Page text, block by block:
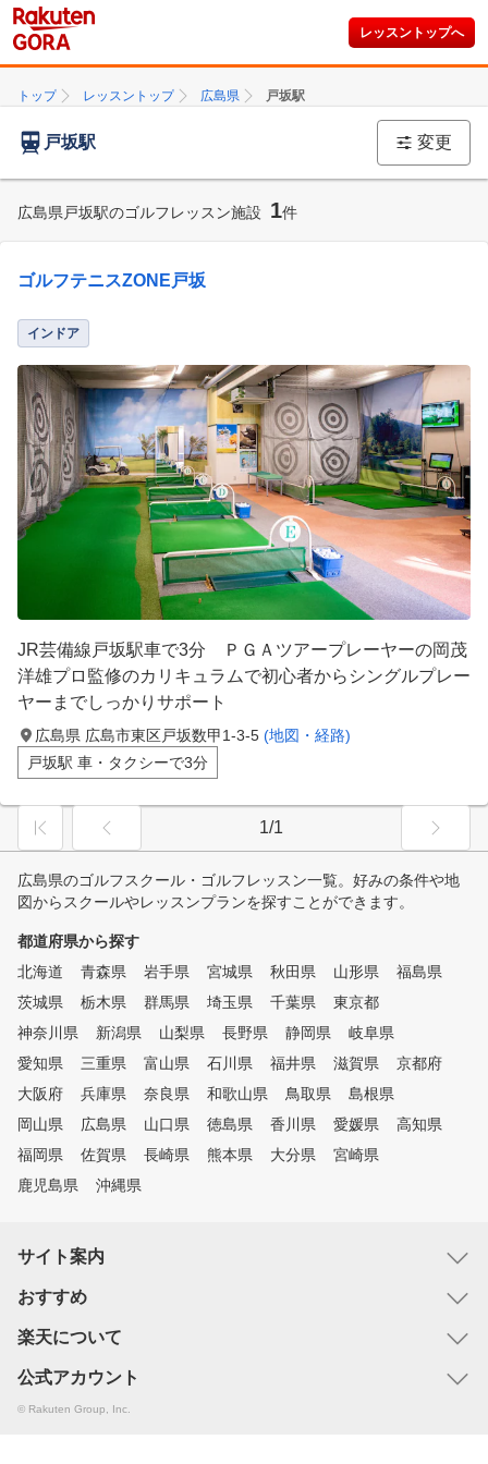
レッスントップへ
トップ レッスントップ 広島県 戸坂駅
戸坂駅 変更
広島県戸坂駅のゴルフレッスン施設 1件
ゴルフテニスZONE戸坂
インドア
JR芸備線戸坂駅車で3分 ＰＧＡツアープレーヤーの岡茂
洋雄プロ監修のカリキュラムで初心者からシングルプレー
ヤーまでしっかりサポート
広島県 広島市東区戸坂数甲1-3-5 (地図・経路)
戸坂駅 車・タクシーで3分
1/1
広島県のゴルフスクール・ゴルフレッスン一覧。好みの条件や地
図からスクールやレッスンプランを探すことができます。
都道府県から探す
北海道
青森県 岩手県 宮城県 秋田県 山形県
福島県
茨城県
栃木県 群馬県 埼玉県 千葉県
東京都
神奈川県
新潟県 山梨県 長野県 静岡県
岐阜県
愛知県
三重県 富山県 石川県 福井県 滋賀県
京都府
大阪府
兵庫県 奈良県 和歌山県 鳥取県
島根県
岡山県
広島県 山口県 徳島県 香川県 愛媛県
高知県
福岡県
佐賀県 長崎県 熊本県 大分県
宮崎県
鹿児島県
沖縄県
サイト案内
おすすめ
楽天について
公式アカウント
© Rakuten Group, Inc.